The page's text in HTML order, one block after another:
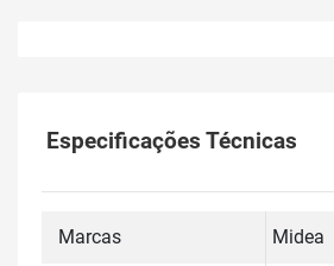
Especificações Técnicas
Marcas Midea